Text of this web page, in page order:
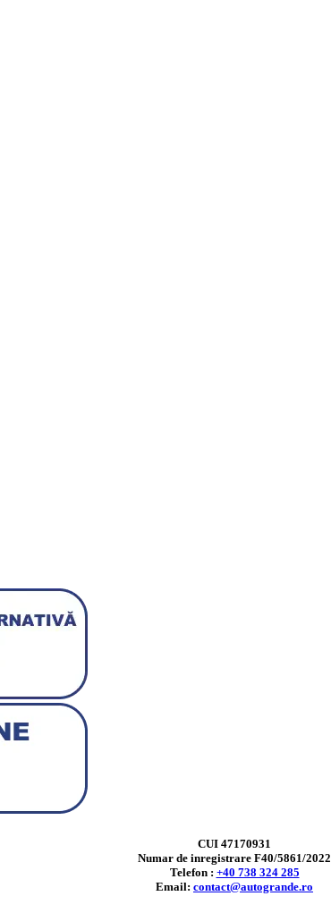
CUI 47170931
Numar de inregistrare F40/5861/2022
Telefon : +40 738 324 285
Email: contact@autogrande.ro